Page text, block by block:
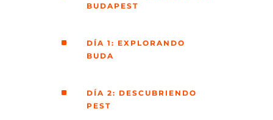
BUDAPEST
^
DÍA 1: EXPLORANDO
BUDA
^
DÍA 2: DESCUBRIENDO
PEST